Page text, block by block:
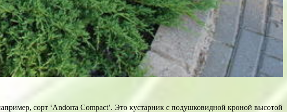
сорт ‘Andorra Compact’. Это кустарник с подушковидной кроной высотой